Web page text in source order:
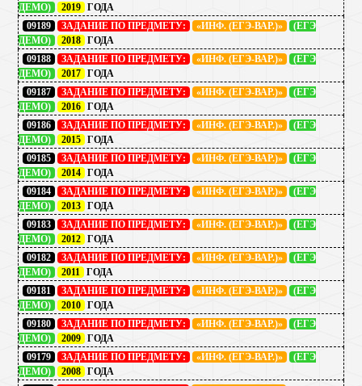
ДЕМО)
2019 ГОДА
09189
ЗАДАНИЕ ПО ПРЕДМЕТУ: «ИНФ. (ЕГЭ-ВАР.)»
(ЕГЭ
ДЕМО)
2018 ГОДА
09188
ЗАДАНИЕ ПО ПРЕДМЕТУ: «ИНФ. (ЕГЭ-ВАР.)»
(ЕГЭ
ДЕМО)
2017 ГОДА
09187
ЗАДАНИЕ ПО ПРЕДМЕТУ: «ИНФ. (ЕГЭ-ВАР.)»
(ЕГЭ
ДЕМО)
2016 ГОДА
09186
ЗАДАНИЕ ПО ПРЕДМЕТУ: «ИНФ. (ЕГЭ-ВАР.)»
(ЕГЭ
ДЕМО)
2015 ГОДА
09185
ЗАДАНИЕ ПО ПРЕДМЕТУ: «ИНФ. (ЕГЭ-ВАР.)»
(ЕГЭ
ДЕМО)
2014 ГОДА
09184
ЗАДАНИЕ ПО ПРЕДМЕТУ: «ИНФ. (ЕГЭ-ВАР.)»
(ЕГЭ
ДЕМО)
2013 ГОДА
09183
ЗАДАНИЕ ПО ПРЕДМЕТУ: «ИНФ. (ЕГЭ-ВАР.)»
(ЕГЭ
ДЕМО)
2012 ГОДА
09182
ЗАДАНИЕ ПО ПРЕДМЕТУ: «ИНФ. (ЕГЭ-ВАР.)»
(ЕГЭ
ДЕМО)
2011 ГОДА
09181
ЗАДАНИЕ ПО ПРЕДМЕТУ: «ИНФ. (ЕГЭ-ВАР.)»
(ЕГЭ
ДЕМО)
2010 ГОДА
09180
ЗАДАНИЕ ПО ПРЕДМЕТУ: «ИНФ. (ЕГЭ-ВАР.)»
(ЕГЭ
ДЕМО)
2009 ГОДА
09179
ЗАДАНИЕ ПО ПРЕДМЕТУ: «ИНФ. (ЕГЭ-ВАР.)»
(ЕГЭ
ДЕМО)
2008 ГОДА